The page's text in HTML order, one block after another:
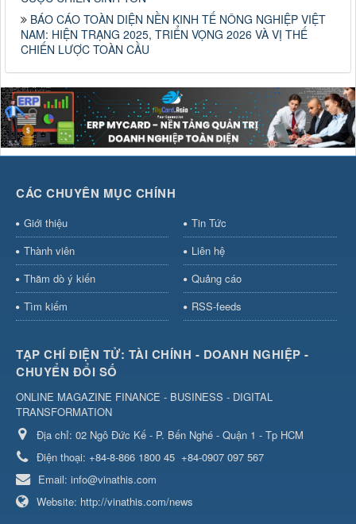
BÁO CÁO TOÀN DIỆN NỀN KINH TẾ NÔNG NGHIỆP VIỆT
NAM: HIỆN TRẠNG 2025, TRIỂN VỌNG 2026 VÀ VỊ THẾ
CHIẾN LƯỢC TOÀN CẦU
CÁC CHUYÊN MỤC CHÍNH
Giới thiệu
Tin Tức
Thành viên
Liên hệ
Thăm dò ý kiến
Quảng cáo
Tìm kiếm
RSS-feeds
TẠP CHÍ ĐIỆN TỬ: TÀI CHÍNH - DOANH NGHIỆP -
CHUYỂN ĐỔI SỐ
ONLINE MAGAZINE FINANCE - BUSINESS - DIGITAL
TRANSFORMATION
Địa chỉ: 02 Ngô Đức Kế - P. Bến Nghé - Quận 1 - Tp HCM
Điện thoại: +84-8-866 1800 45 +84-0907 097 567
Email: info@vinathis.com
Website: http://vinathis.com/news